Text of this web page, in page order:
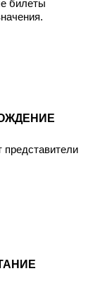
билеты
представители